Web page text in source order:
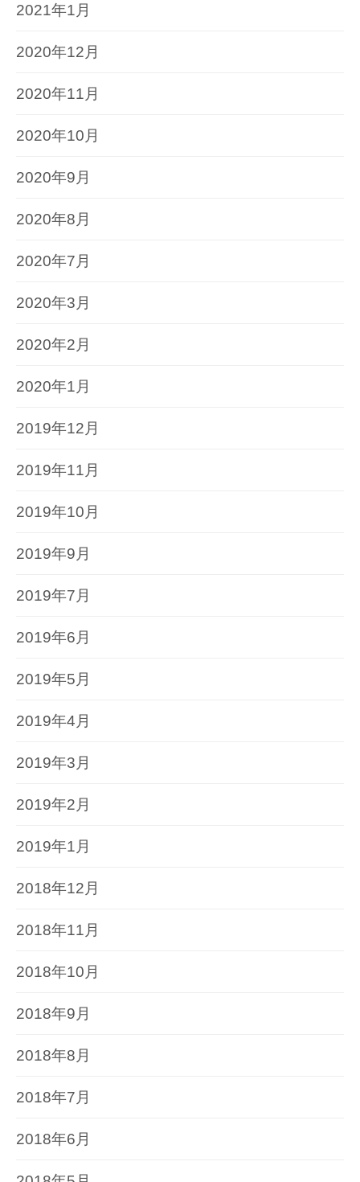
2021年1月
2020年12月
2020年11月
2020年10月
2020年9月
2020年8月
2020年7月
2020年3月
2020年2月
2020年1月
2019年12月
2019年11月
2019年10月
2019年9月
2019年7月
2019年6月
2019年5月
2019年4月
2019年3月
2019年2月
2019年1月
2018年12月
2018年11月
2018年10月
2018年9月
2018年8月
2018年7月
2018年6月